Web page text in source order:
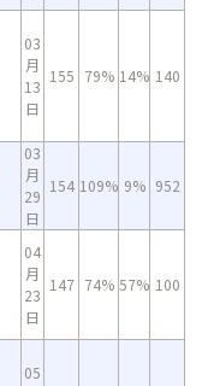
03
月
13
日
155 79% 14% 140
03
月
29
日
154 109% 9% 952
04
月
23
日
147 74% 57% 100
05